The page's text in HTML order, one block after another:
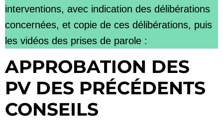
interventions, avec indication des délibérations
concernées, et copie de ces délibérations, puis
les vidéos des prises de parole :
APPROBATION DES
PV DES PRÉCÉDENTS
CONSEILS